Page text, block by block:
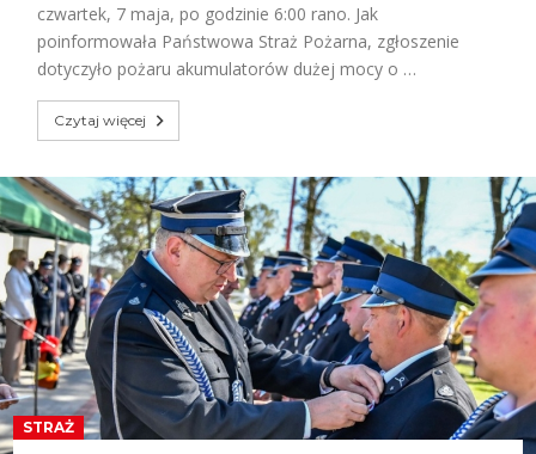
czwartek, 7 maja, po godzinie 6:00 rano. Jak
poinformowała Państwowa Straż Pożarna, zgłoszenie
dotyczyło pożaru akumulatorów dużej mocy o …
Czytaj więcej
STRAŻ